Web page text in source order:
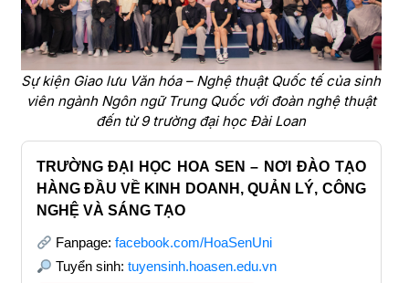
Sự kiện Giao lưu Văn hóa – Nghệ thuật Quốc tế của sinh
viên ngành Ngôn ngữ Trung Quốc với đoàn nghệ thuật
đến từ 9 trường đại học Đài Loan
TRƯỜNG ĐẠI HỌC HOA SEN – NƠI ĐÀO TẠO
HÀNG ĐẦU VỀ KINH DOANH, QUẢN LÝ, CÔNG
NGHỆ VÀ SÁNG TẠO
Fanpage: facebook.com/HoaSenUni
Tuyển sinh: tuyensinh.hoasen.edu.vn